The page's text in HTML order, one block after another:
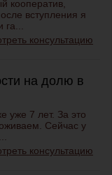
кооператив,
вступления я
га...
консультацию
на долю в
уже 7 лет. За это
Сейчас у
консультацию